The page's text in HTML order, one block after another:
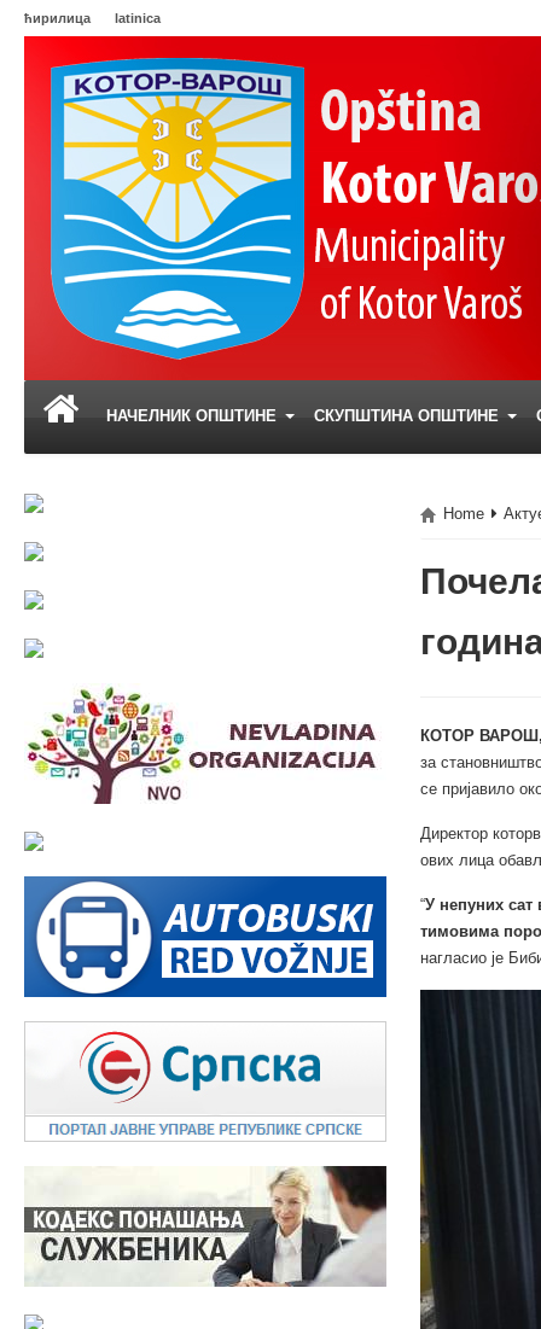
ћирилица latinica
НАЧЕЛНИК ОПШТИНЕ СКУПШТИНА ОПШТИНЕ
Home
КОТОР
за
се пријавило
Директор
ових лица
“У непуних сат
тимовима
нагласио је